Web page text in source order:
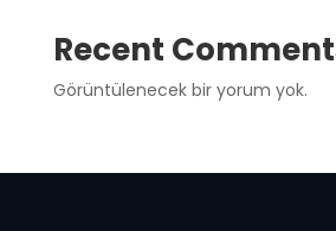
Recent
Görüntülenecek bir yorum yok.